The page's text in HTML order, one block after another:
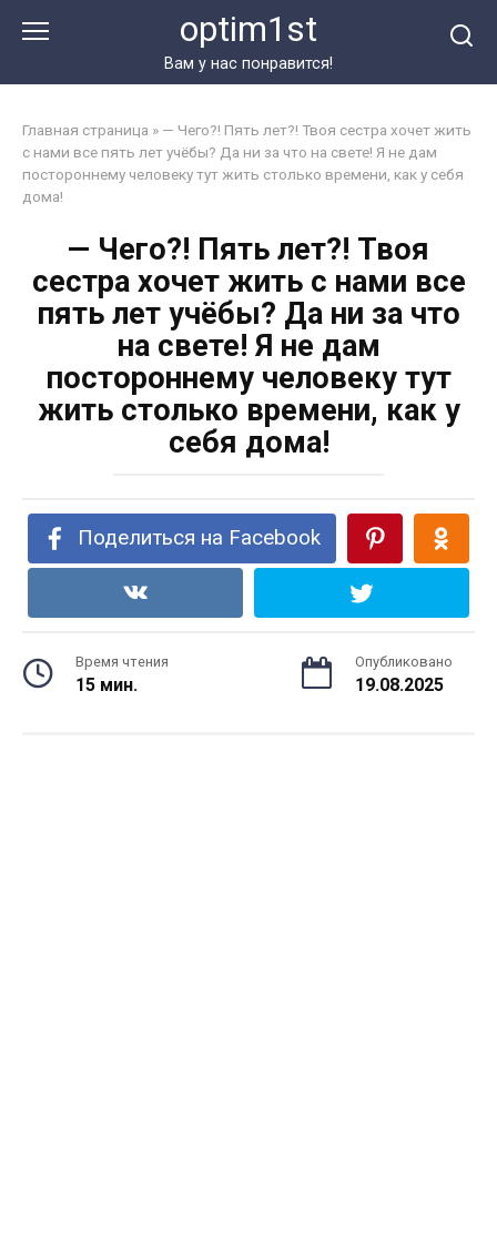
optim1st
Вам у нас понравится!
Главная страница » — Чего?! Пять лет?! Твоя сестра хочет жить
с нами все пять лет учёбы? Да ни за что на свете! Я не дам
постороннему человеку тут жить столько времени, как у себя
дома!
— Чего?! Пять лет?! Твоя
сестра хочет жить с нами все
пять лет учёбы? Да ни за что
на свете! Я не дам
постороннему человеку тут
жить столько времени, как у
себя дома!
Поделиться на Facebook
Время чтения
15 мин.
Опубликовано
19.08.2025